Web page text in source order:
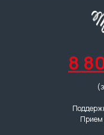
8
Прием